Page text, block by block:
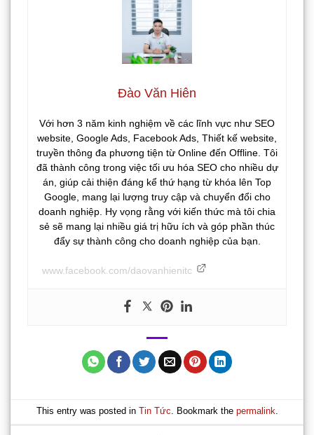
Đào Văn Hiên
Với hơn 3 năm kinh nghiệm về các lĩnh vực như SEO
website, Google Ads, Facebook Ads, Thiết kế website,
truyền thông đa phương tiện từ Online đến Offline. Tôi
đã thành công trong việc tối ưu hóa SEO cho nhiều dự
án, giúp cải thiện đáng kể thứ hạng từ khóa lên Top
Google, mang lại lượng truy cập và chuyển đổi cho
doanh nghiệp. Hy vọng rằng với kiến thức mà tôi chia
sẻ sẽ mang lại nhiều giá trị hữu ích và góp phần thúc
đẩy sự thành công cho doanh nghiệp của bạn.
www.facebook.com/daovanhienitc
This entry was posted in Tin Tức. Bookmark the permalink.